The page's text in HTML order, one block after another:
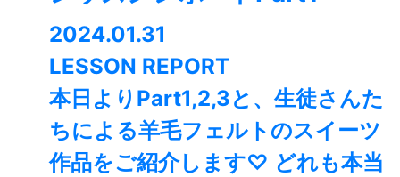
2024.01.31
LESSON REPORT
本日よりPart1,2,3と、生徒さんた
ちによる羊毛フェルトのスイーツ
作品をご紹介します♡ どれも本当